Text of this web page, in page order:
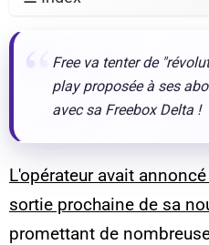
Free va tenter de
play proposée à ses
avec sa Freebox Delta !
L'opérateur avait
sortie prochaine de sa
promettant de